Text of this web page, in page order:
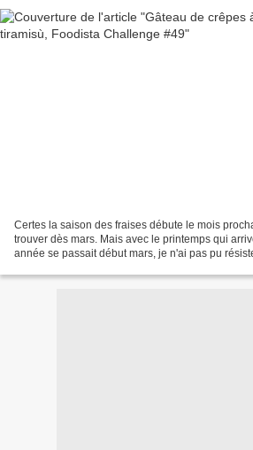
Certes la saison des fraises débute le mois
trouver dès mars. Mais avec le printemps qui
année se passait début mars, je n'ai pas pu